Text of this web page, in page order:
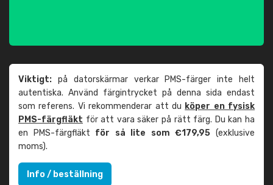
Viktigt: på datorskärmar verkar PMS-färger inte helt
autentiska. Använd färgintrycket på denna sida endast
som referens. Vi rekommenderar att du köper en fysisk
PMS-färgfläkt för att vara säker på rätt färg. Du kan ha
en PMS-färgfläkt för så lite som €179,95 (exklusive
moms).
Info / beställning